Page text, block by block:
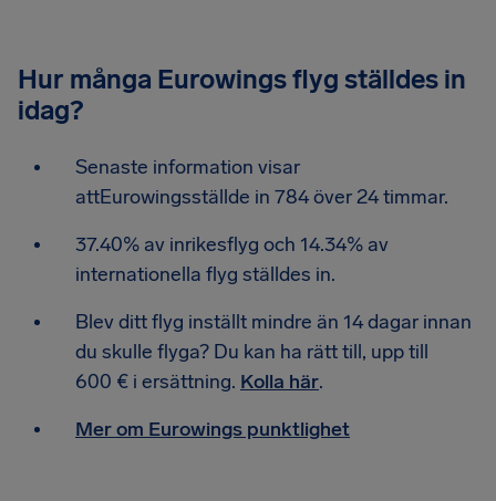
Hur många Eurowings flyg ställdes in
idag?
Senaste information visar
attEurowingsställde in 784 över 24 timmar.
37.40% av inrikesflyg och 14.34% av
internationella flyg ställdes in.
Blev ditt flyg inställt mindre än 14 dagar innan
du skulle flyga? Du kan ha rätt till, upp till
600 € i ersättning. Kolla här.
Mer om Eurowings punktlighet